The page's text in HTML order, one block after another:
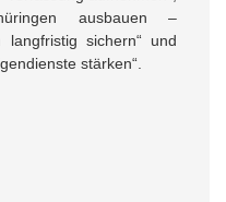
ausbauen –
langfristig sichern“ und
stärken“.